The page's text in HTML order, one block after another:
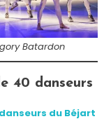
Batardon
40 danseurs
du Béjart